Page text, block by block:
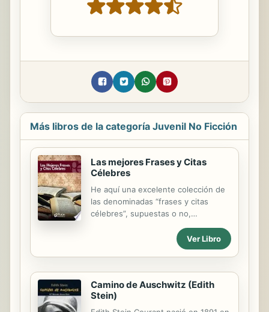
Más libros de la categoría Juvenil No Ficción
Las mejores Frases y Citas
Célebres
He aquí una excelente colección de
las denominadas “frases y citas
célebres”, supuestas o no,
épocas y países según la tradición,
por personajes en general
aplicado a las frases y citas) como
emperadores, reyes, escritores y
artistas. Al no existir la tecnología
actual han sido conservadas desde
Ver Libro
Camino de Auschwitz (Edith
Stein)